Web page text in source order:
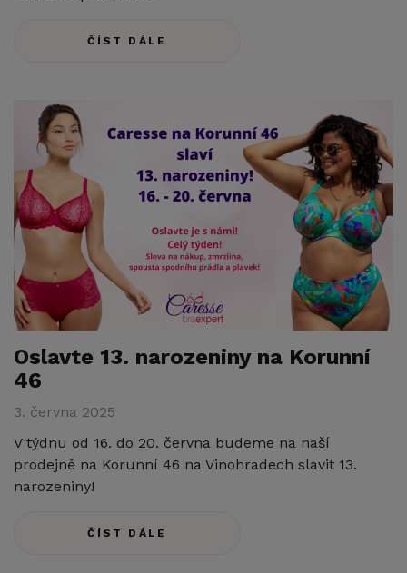
ČÍST DÁLE
Oslavte 13. narozeniny na Korunní
46
3. června 2025
V týdnu od 16. do 20. června budeme na naší
prodejně na Korunní 46 na Vinohradech slavit 13.
narozeniny!
ČÍST DÁLE